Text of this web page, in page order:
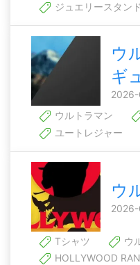
ジュエリースタンド
ウ
ギ
ウルトラマン
ユートレジャー
ウ
Tシャツ
ウ
HOLLYWOOD